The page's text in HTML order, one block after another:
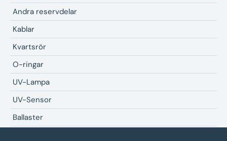
Andra reservdelar
Kablar
Kvartsrör
O-ringar
UV-Lampa
UV-Sensor
Ballaster